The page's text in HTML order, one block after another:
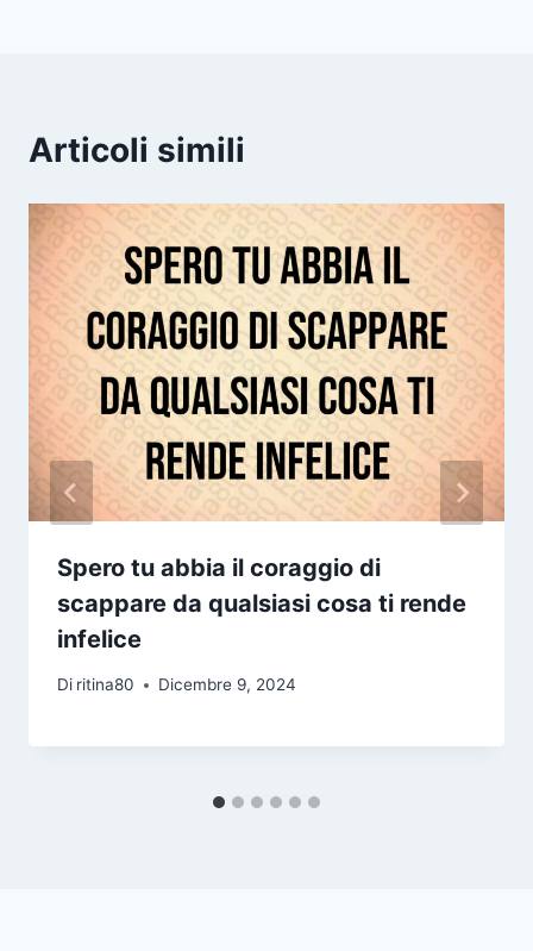
Articoli simili
Spero tu abbia il coraggio di
scappare da qualsiasi cosa ti rende
infelice
Di ritina80 Dicembre 9, 2024